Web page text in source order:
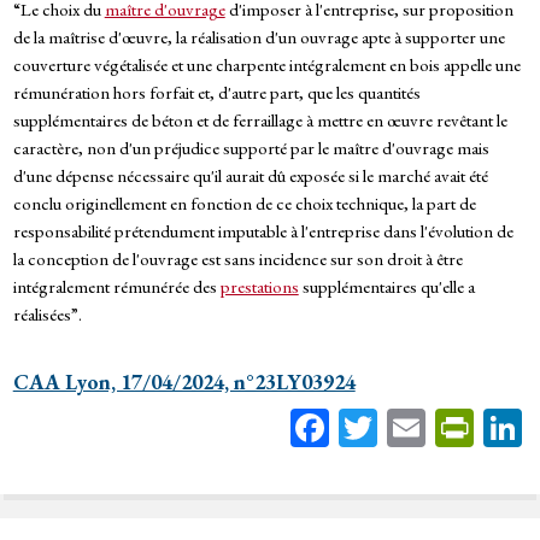
“Le choix du maître d'ouvraged'imposer à l'entreprise, sur proposition
de la maîtrise d'œuvre, la réalisation d'un ouvrage apte à supporter une
couverture végétalisée et une charpente intégralement en bois appelle une
rémunération hors forfait et, d'autre part, que les quantités
supplémentaires de béton et de ferraillage à mettre en œuvre revêtant le
caractère, non d'un préjudice supporté par le maître d'ouvrage mais
d'une dépense nécessaire qu'il aurait dû exposée si le marché avait été
conclu originellement en fonction de ce choix technique, la part de
responsabilité prétendument imputable à l'entreprise dans l'évolution de
la conception de l'ouvrage est sans incidence sur son droit à être
intégralement rémunérée des prestations supplémentaires qu'elle a
réalisées”.
CAA Lyon, 17/04/2024, n°23LY03924
Fa
bo
T
tt
E
ail
Pr
tF